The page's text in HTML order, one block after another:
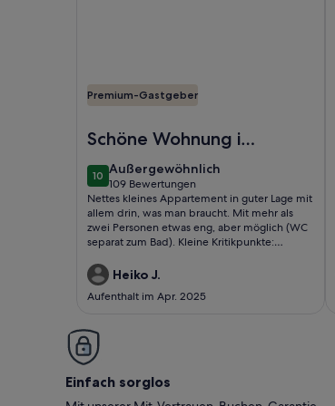
Premium-Gastgeber
Schöne Wohnung in
guter Lage
1010 von 10
Außergewöhnlich
außergewöhnlich
109 Bewertungen
(109
bewertungen)
Nettes kleines Appartement in guter Lage mit
allem drin, was man braucht. Mit mehr als
zwei Personen etwas eng, aber möglich (WC
separat zum Bad). Kleine Kritikpunkte:
Türscharniere und -klinken müssten mal
geschmiert werden und die Matratze im
Schlafsofa muss *dringend* ersetzt
Aufzug endet auf halber Treppe, daher nicht
barrierefrei.Insgesamt aber sehr zu
empfehlen.Joli petit appartement bien situé,
étroit avec plus de deux personnes, mais
possible (WC séparé de la salle de bain).
Heiko J.
Aufenthalt im Apr. 2025
Einfach sorglos